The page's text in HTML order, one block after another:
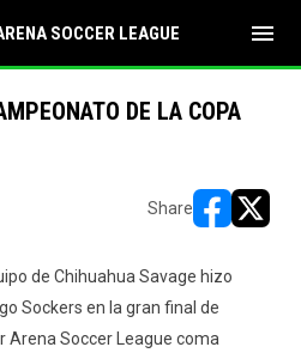
SOCCER LEAGUE menu
DE LA COPA
Share
de Chihuahua Savage hizo
Sockers en la gran final de
Arena Soccer League coma